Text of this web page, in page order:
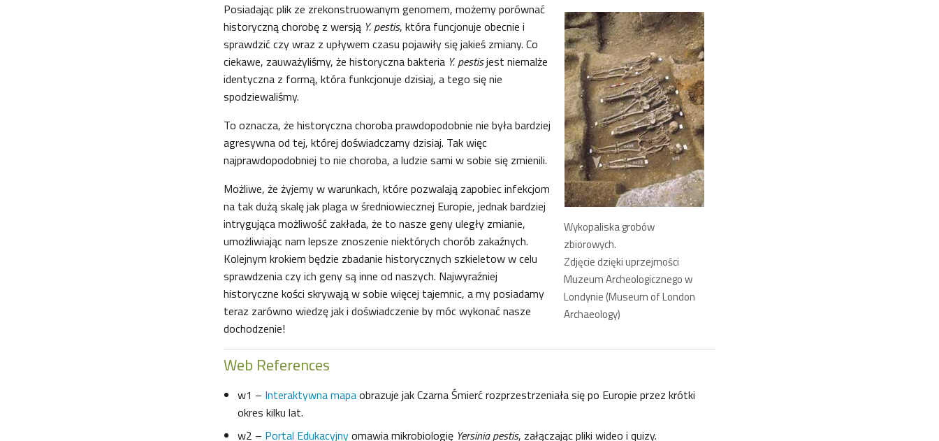
Wykopaliska grobów
zbiorowych.
Zdjęcie dzięki uprzejmości
Muzeum Archeologicznego w
Londynie (Museum of London
Archaeology)
Posiadając plik ze zrekonstruowanym genomem, możemy porównać
historyczną chorobę z wersją Y. pestis, która funcjonuje obecnie i
sprawdzić czy wraz z upływem czasu pojawiły się jakieś zmiany. Co
ciekawe, zauważyliśmy, że historyczna bakteria Y. pestisjest niemalże
identyczna z formą, która funkcjonuje dzisiaj, a tego się nie
spodziewaliśmy.
To oznacza, że historyczna choroba prawdopodobnie nie była bardziej
agresywna od tej, której doświadczamy dzisiaj. Tak więc
najprawdopodobniej to nie choroba, a ludzie sami w sobie się zmienili.
Możliwe, że żyjemy w warunkach, które pozwalają zapobiec infekcjom
na tak dużą skalę jak plaga w średniowiecznej Europie, jednak bardziej
intrygująca możliwość zakłada, że to nasze geny uległy zmianie,
umożliwiając nam lepsze znoszenie niektórych chorób zakaźnych.
Kolejnym krokiem będzie zbadanie historycznych szkieletow w celu
sprawdzenia czy ich geny są inne od naszych. Najwyraźniej
historyczne kości skrywają w sobie więcej tajemnic, a my posiadamy
teraz zarówno wiedzę jak i doświadczenie by móc wykonać nasze
dochodzenie!
Web References
w1 – Interaktywna mapaobrazuje jak Czarna Śmierć rozprzestrzeniała się po Europie przez krótki
okres kilku lat.
w2 – Portal Edukacyjnyomawia mikrobiologię Yersinia pestis, załączając pliki wideo i quizy.